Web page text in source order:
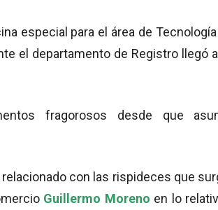
especial para el área de
el departamento de Registro llegó
fragorosos desde que
con las rispideces que
Guillermo Moreno en lo